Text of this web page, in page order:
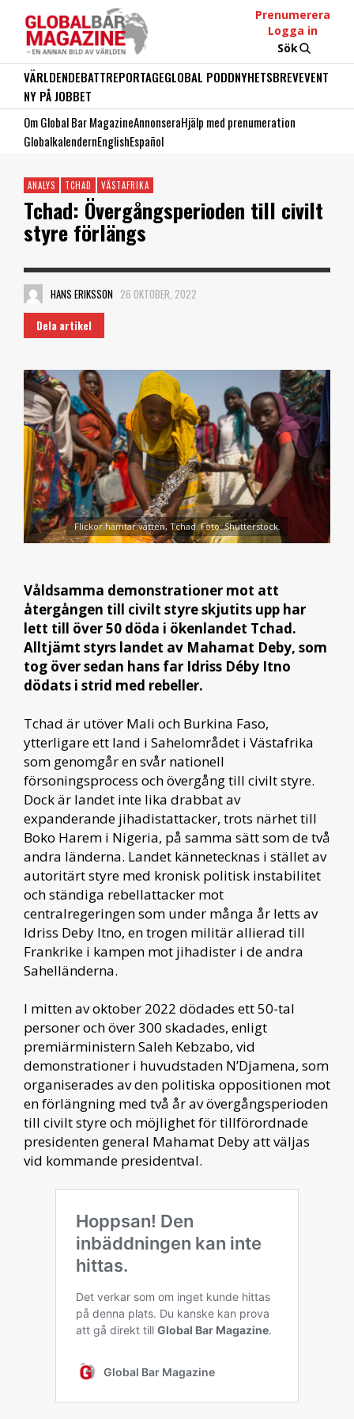
Prenumerera
Logga in
Sök
VÄRLDENDEBATTREPORTAGEGLOBAL PODDNYHETSBREVEVENT
NY PÅ JOBBET
Om Global Bar MagazineAnnonseraHjälp med prenumeration
GlobalkalendernEnglishEspañol
ANALYS TCHAD VÄSTAFRIKA
Tchad: Övergångsperioden till civilt
styre förlängs
HANS ERIKSSON 26 OKTOBER, 2022
Dela artikel
Flickor hämtar vatten, Tchad. Foto: Shutterstock.
Våldsamma demonstrationer mot att
återgången till civilt styre skjutits upp har
lett till över 50 döda i ökenlandet Tchad.
Alltjämt styrs landet av Mahamat Deby, som
tog över sedan hans far Idriss Déby Itno
dödats i strid med rebeller.
Tchad är utöver Mali och Burkina Faso,
ytterligare ett land i Sahelområdet i Västafrika
som genomgår en svår nationell
försoningsprocess och övergång till civilt styre.
Dock är landet inte lika drabbat av
expanderande jihadistattacker, trots närhet till
Boko Harem i Nigeria, på samma sätt som de två
andra länderna. Landet kännetecknas i stället av
autoritärt styre med kronisk politisk instabilitet
och ständiga rebellattacker mot
centralregeringen som under många år letts av
Idriss Deby Itno, en trogen militär allierad till
Frankrike i kampen mot jihadister i de andra
Sahelländerna.
I mitten av oktober 2022 dödades ett 50-tal
personer och över 300 skadades, enligt
premiärministern Saleh Kebzabo, vid
demonstrationer i huvudstaden N’Djamena, som
organiserades av den politiska oppositionen mot
en förlängning med två år av övergångsperioden
till civilt styre och möjlighet för tillförordnade
presidenten general Mahamat Deby att väljas
vid kommande presidentval.